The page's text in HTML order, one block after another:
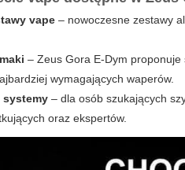
vape – nowoczesne zestawy
– Zeus Gora E-Dym proponuje
wymagających waperów.
systemy – dla osób szukających
oraz ekspertów.